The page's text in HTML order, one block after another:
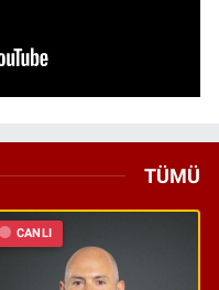
TÜMÜ
CANLI